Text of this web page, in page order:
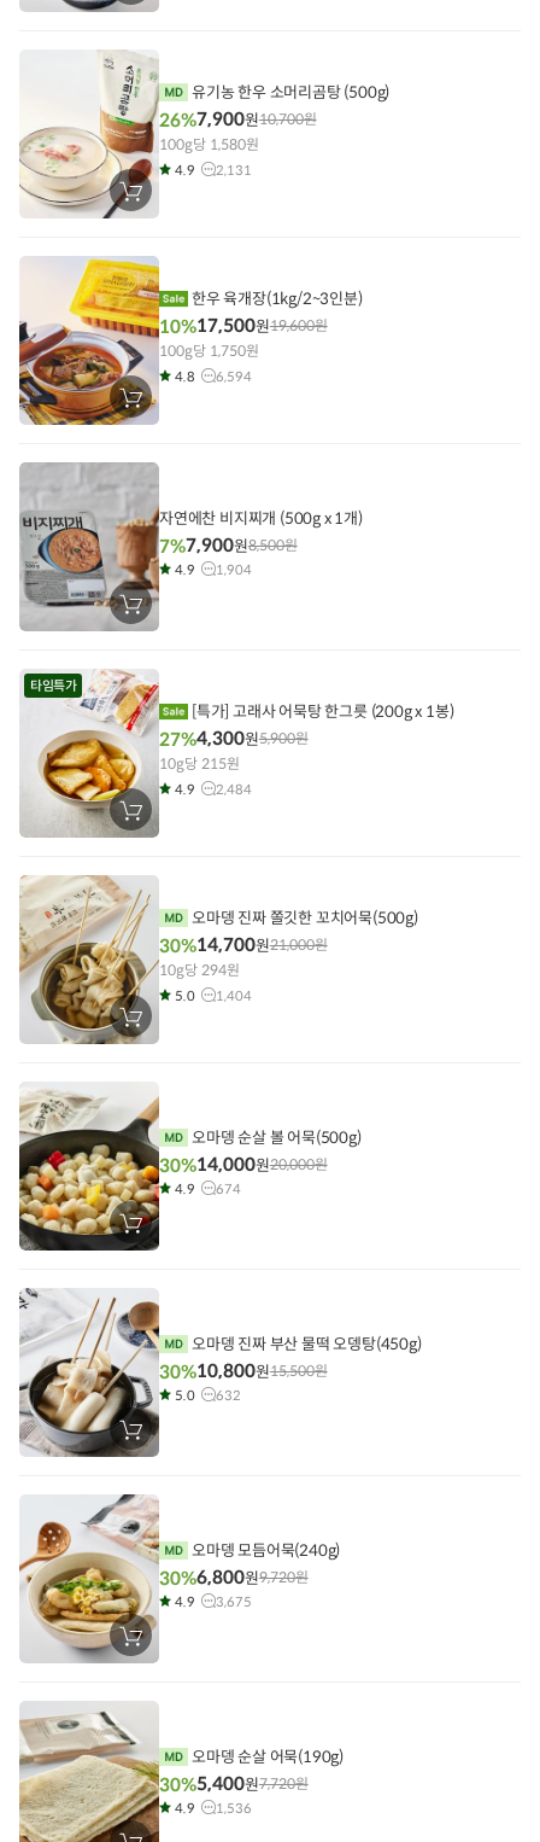
바
에
담
기
장
바
에
담
기
유기농 한우 소머리곰탕 (500g)
26%7,900원10,700원
100g당 1,580원
4.9 2,131
장
바
에
한우 육개장(1kg/2~3인분)
10%17,500원19,600원
100g당 1,750원
4.8 6,594
장
바
에
담
기
자연에찬 비지찌개 (500g x 1개)
7%7,900원8,500원
4.9 1,904
타임특가
장
바
에
담
기
[특가] 고래사 어묵탕 한그릇 (200g x 1봉)
27%4,300원5,900원
10g당 215원
4.9 2,484
장
바
기
오마뎅 진짜 쫄깃한 꼬치어묵(500g)
30%14,700원21,000원
10g당 294원
5.0 1,404
장
바
담
기
오마뎅 순살 볼 어묵(500g)
30%14,000원20,000원
4.9 674
장
바
에
담
기
오마뎅 진짜 부산 물떡 오뎅탕(450g)
30%10,800원15,500원
5.0 632
장
바
에
기
오마뎅 모듬어묵(240g)
30%6,800원9,720원
4.9 3,675
오마뎅 순살 어묵(190g)
30%5,400원7,720원
4.9 1,536